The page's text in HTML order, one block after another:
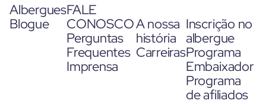
Albergues
Blogue
FALE
CONOSCO
Perguntas
Frequentes
Imprensa
A nossa
história
Carreiras
Inscrição no
albergue
Programa
Embaixador
Programa
de afiliados